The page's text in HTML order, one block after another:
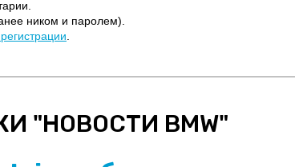
ником и паролем).
.
"НОВОСТИ BMW"